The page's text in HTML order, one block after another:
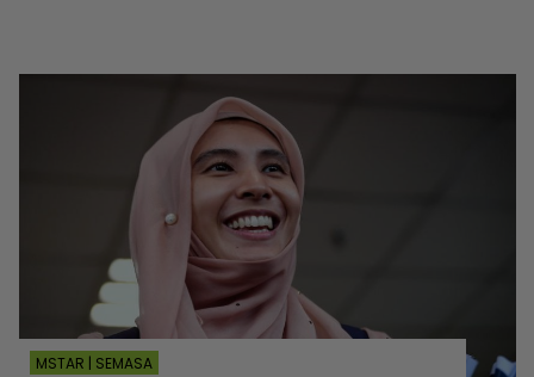
MSTAR | SEMASA